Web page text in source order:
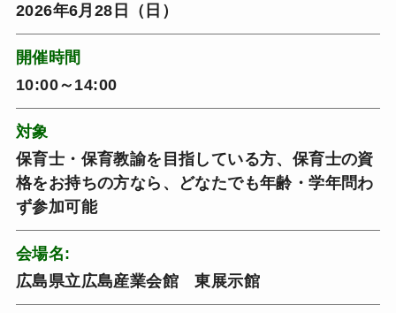
2026年6月28日（日）
開催時間
10:00～14:00
対象
保育士・保育教諭を目指している方、保育士の資
格をお持ちの方なら、どなたでも年齢・学年問わ
ず参加可能
会場名:
広島県立広島産業会館 東展示館